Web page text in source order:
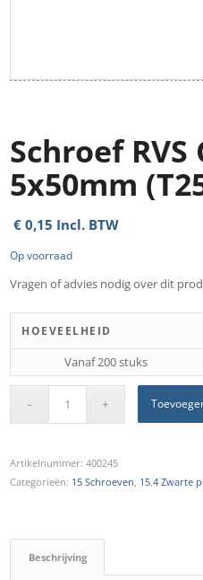
Schroef
5x50mm
€ 0,15 Incl. BTW
Op voorraad
Vragen of advies nodig over dit
HOEVEELHEID
Vanaf 200 stuks
Artikelnummer:400245
Categorieën: 15 Schroeven 15.4 Zwarte
Beschrijving